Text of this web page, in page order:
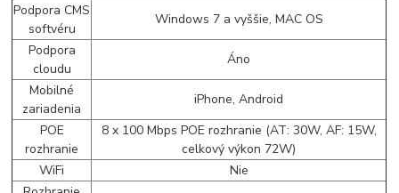
Podpora CMS
softvéru
Windows 7 a vyššie, MAC OS
Podpora
cloudu
Áno
Mobilné
zariadenia
iPhone, Android
POE
rozhranie
8 x 100 Mbps POE rozhranie (AT: 30W, AF: 15W,
celkový výkon 72W)
WiFi
Nie